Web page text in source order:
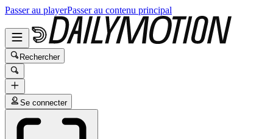
Passer au playerPasser au contenu principal
Rechercher
Se connecter